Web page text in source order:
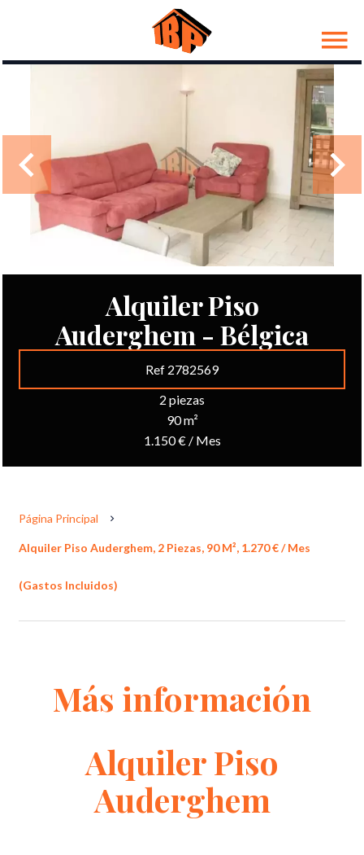
Alquiler Piso
Auderghem - Bélgica
Ref 2782569
2 piezas
90 m²
1.150 € / Mes
Página Principal
Alquiler Piso Auderghem, 2 Piezas, 90 M², 1.270 € / Mes
(Gastos Incluidos)
Más información
Alquiler Piso
Auderghem